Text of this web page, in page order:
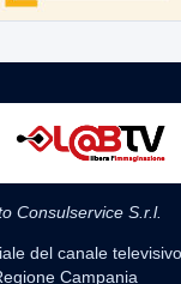
Consulservice S.r.l.
del canale
Campania